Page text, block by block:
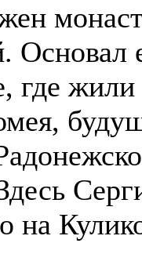
Основал
где
на